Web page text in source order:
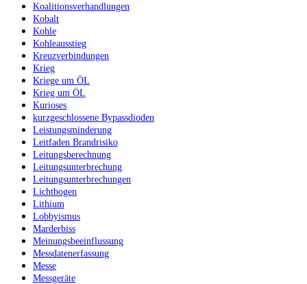
Koalitionsverhandlungen
Kobalt
Kohle
Kohleausstieg
Kreuzverbindungen
Krieg
Kriege um ÖL
Krieg um ÖL
Kurioses
kurzgeschlossene Bypassdioden
Leistungsminderung
Leitfaden Brandrisiko
Leitungsberechnung
Leitungsunterbrechung
Leitungsunterbrechungen
Lichtbogen
Lithium
Lobbyismus
Marderbiss
Meinungsbeeinflussung
Messdatenerfassung
Messe
Messgeräte